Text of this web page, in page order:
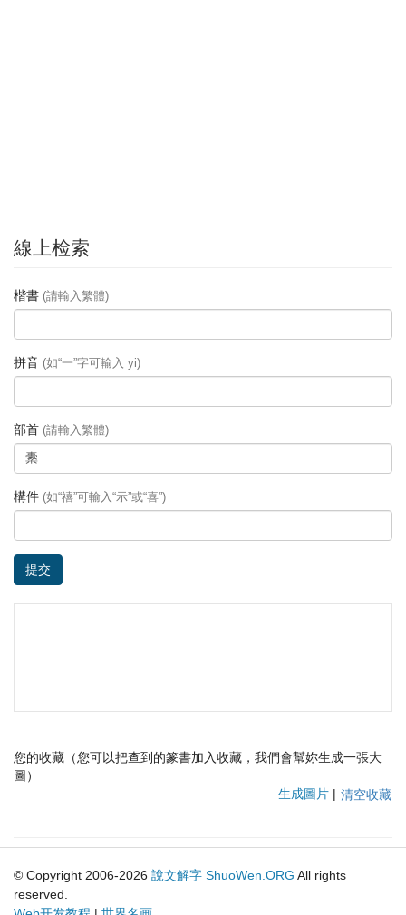
線上检索
楷書 (請輸入繁體)
拼音 (如“一”字可輸入 yi)
部首 (請輸入繁體)
構件 (如“禧”可輸入“示”或“喜”)
提交
您的收藏（您可以把查到的篆書加入收藏，我們會幫妳生成一張大
圖）
生成圖片 | 清空收藏
© Copyright 2006-2026 說文解字 ShuoWen.ORG All rights
reserved.